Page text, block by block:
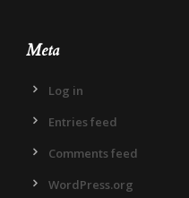
Meta
Log in
Entries feed
Comments feed
WordPress.org